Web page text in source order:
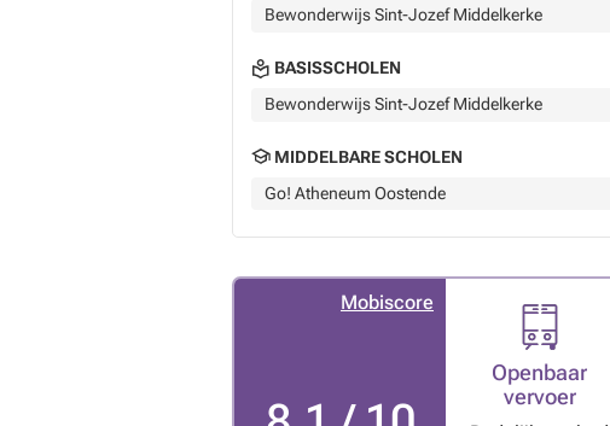
Bewonderwijs Sint-Jozef Middelkerke
BASISSCHOLEN
Bewonderwijs Sint-Jozef Middelkerke
MIDDELBARE SCHOLEN
Go! Atheneum Oostende
Mobiscore
Openbaar
vervoer